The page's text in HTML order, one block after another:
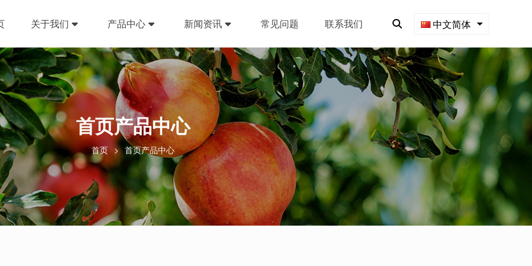
关于我们 产品中心 新闻资讯 常见问题 联系我们 中文简体
首页产品中心
首页 首页产品中心